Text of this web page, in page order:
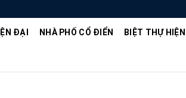
ĐẠI NHÀ PHỐ CỔ ĐIỂN BIỆT THỰ